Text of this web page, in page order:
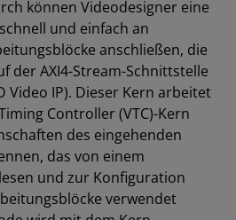
können Videodesigner eine
und einfach an
anschließen, die
der AXI4-Stream-Schnittstelle
Video IP). Dieser Kern arbeitet
Controller (VTC)-Kern
des eingehenden
das von einem
und zur Konfiguration
verwendet